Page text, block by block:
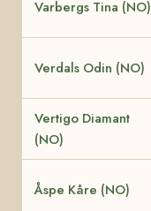
Varbergs Tina (NO)
Verdals Odin (NO)
Vertigo Diamant
(NO)
Åspe Kåre (NO)